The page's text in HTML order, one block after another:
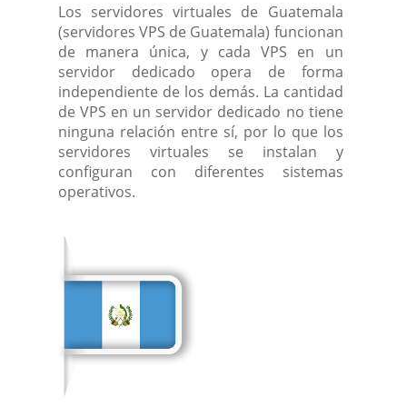
Los servidores virtuales de Guatemala
(servidores VPS de Guatemala) funcionan
de manera única, y cada VPS en un
servidor dedicado opera de forma
independiente de los demás. La cantidad
de VPS en un servidor dedicado no tiene
ninguna relación entre sí, por lo que los
servidores virtuales se instalan y
configuran con diferentes sistemas
operativos.